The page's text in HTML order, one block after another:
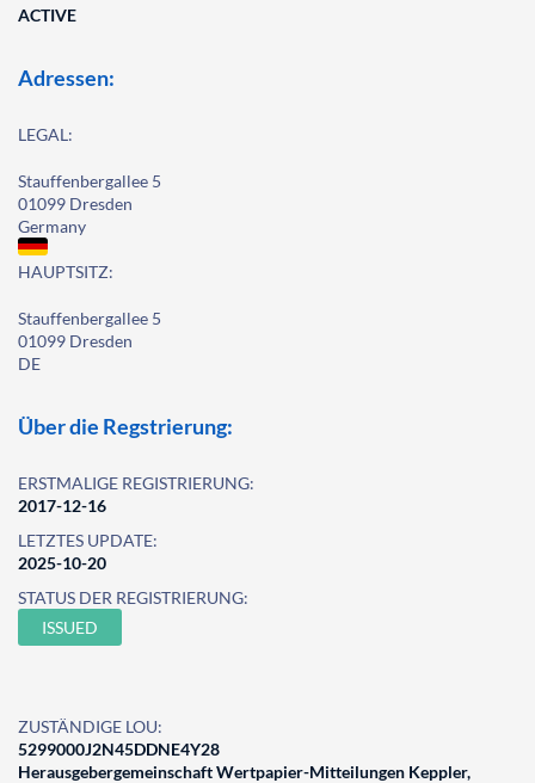
ACTIVE
Adressen:
LEGAL:
Stauffenbergallee 5
01099 Dresden
Germany
HAUPTSITZ:
Stauffenbergallee 5
01099 Dresden
DE
Über die Regstrierung:
ERSTMALIGE REGISTRIERUNG:
2017-12-16
LETZTES UPDATE:
2025-10-20
STATUS DER REGISTRIERUNG:
ISSUED
ZUSTÄNDIGE LOU:
5299000J2N45DDNE4Y28
Herausgebergemeinschaft Wertpapier-Mitteilungen Keppler,